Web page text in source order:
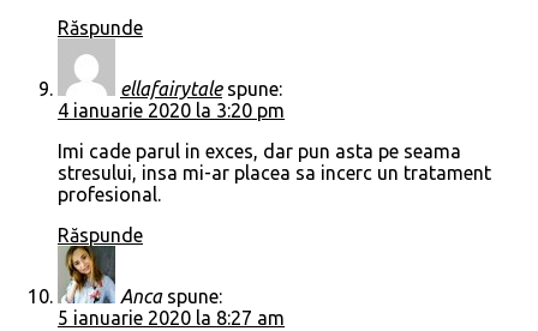
Răspunde
ellafairytale spune:
4 ianuarie 2020 la 3:20 pm
Imi cade parul in exces, dar pun asta pe seama
stresului, insa mi-ar placea sa incerc un tratament
profesional.
Răspunde
Anca spune:
5 ianuarie 2020 la 8:27 am